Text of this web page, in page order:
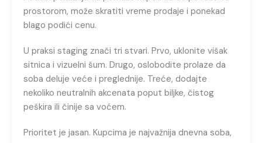
prostorom, može skratiti vreme prodaje i ponekad
blago podići cenu.
U praksi staging znači tri stvari. Prvo, uklonite višak
sitnica i vizuelni šum. Drugo, oslobodite prolaze da
soba deluje veće i preglednije. Treće, dodajte
nekoliko neutralnih akcenata poput biljke, čistog
peškira ili činije sa voćem.
Prioritet je jasan. Kupcima je najvažnija dnevna soba,